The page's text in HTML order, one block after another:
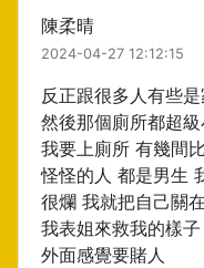
陳柔晴
2024-04-27 12:12:15
反正跟很多人有些
然後那個廁所都超
我要上廁所 有幾間
怪怪的人 都是男生
很爛 我就把自己關
我表姐來救我的樣
外面感覺要賭人